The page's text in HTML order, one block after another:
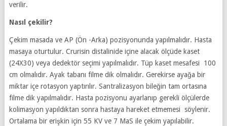
verilir.
Nasıl çekilir?
Çekim masada ve AP (Ön -Arka) pozisyonunda yapılmalıdır. Hasta
masaya oturtulur. Crurisin distalinide içine alacak ölçüde kaset
(24X30) veya dedektör seçimi yapılmalıdır. Tüp kaset mesafesi 100
cm olmalıdır. Ayak tabanı filme dik olmalıdır. Gerekirse ayağa bir
miktar içe rotasyon yaptırılır. Santralizasyon bileğin tam ortasına
filme dik yapılmalıdır. Hasta pozisyonu ayarlanıp gerekli ölçülerde
kolimasyon yapıldıktan sonra hastaya hareket etmemesi söylenir.
Ortalama bir erişkin için 55 KV ve 7 MaS ile çekim yapılabilir.